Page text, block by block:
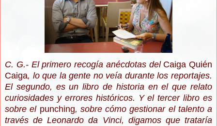
C. G.- El primero recogía anécdotas del Caiga Quién
Caiga, lo que la gente no veía durante los reportajes.
El segundo, es un libro de historia en el que relato
curiosidades y errores históricos. Y el tercer libro es
sobre el punching, sobre cómo gestionar el talento a
través de Leonardo da Vinci, digamos que trataría